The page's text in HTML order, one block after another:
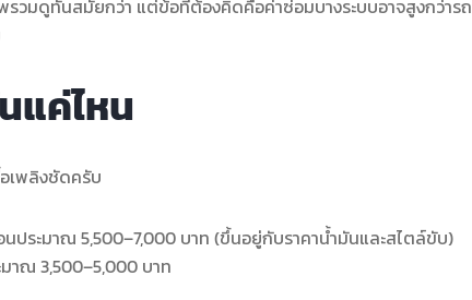
รวมดูทันสมัยกว่า แต่ข้อที่ต้องคิดคือค่าซ่อมบางระบบอาจสูงกว่ารถ
แค่ไหน
เพลิงชัดครับ
ประมาณ 5,500–7,000 บาท (ขึ้นอยู่กับราคาน้ำมันและสไตล์ขับ)
าณ 3,500–5,000 บาท